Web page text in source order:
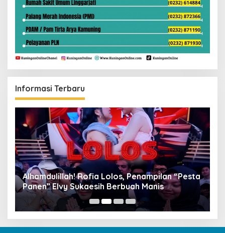
Informasi Terbaru
Alhamdulillah! Rofia Lolos, Penampilan “Pesta
Panen” Elvy Sukaesih Berbuah Manis